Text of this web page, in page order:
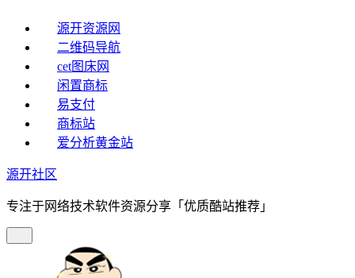
源开资源网
二维码导航
cet图床网
闲置商标
易支付
商标站
爱分析黄金站
源开社区
专注于网络技术软件资源分享「优质酷站推荐」